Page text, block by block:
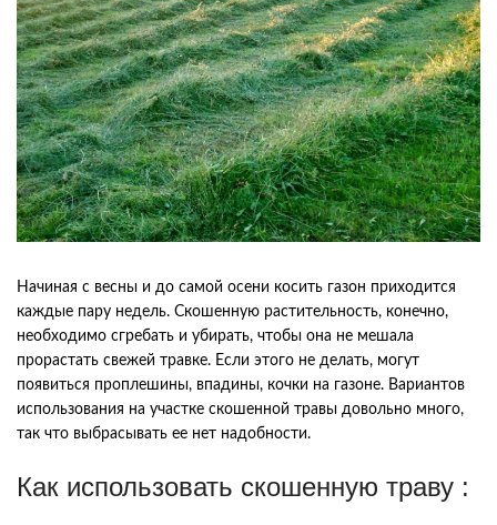
Начиная с весны и до самой осени косить газон приходится
каждые пару недель. Скошенную растительность, конечно,
необходимо сгребать и убирать, чтобы она не мешала
прорастать свежей травке. Если этого не делать, могут
появиться проплешины, впадины, кочки на газоне. Вариантов
использования на участке скошенной травы довольно много,
так что выбрасывать ее нет надобности.
Как использовать скошенную траву :